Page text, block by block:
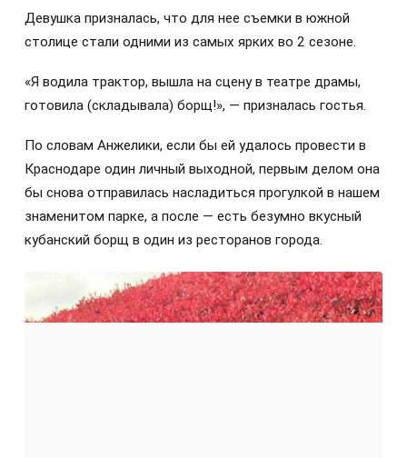
Девушка призналась, что для нее съемки в южной
столице стали одними из самых ярких во 2 сезоне.
«Я водила трактор, вышла на сцену в театре драмы,
готовила (складывала) борщ!», — призналась гостья.
По словам Анжелики, если бы ей удалось провести в
Краснодаре один личный выходной, первым делом она
бы снова отправилась насладиться прогулкой в нашем
знаменитом парке, а после — есть безумно вкусный
кубанский борщ в один из ресторанов города.